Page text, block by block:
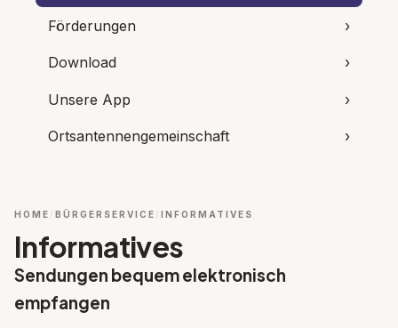
Förderungen ›
Download ›
Unsere App ›
Ortsantennengemeinschaft ›
HOME BÜRGERSERVICE INFORMATIVES
Informatives
Sendungen bequem elektronisch
empfangen